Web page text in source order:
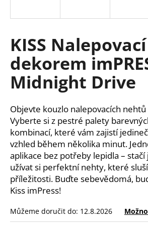
KISS
dekorem
Midnight Drive
Objevte kouzlo nalepovacích nehtů
Vyberte si z pestré palety
kombinací, které vám zajistí
vzhled během několika minut.
aplikace bez potřeby lepidla – stačí
užívat si perfektní nehty, které
příležitosti. Buďte sebevědomá,
Kiss imPress!
Můžeme doručit do: 12.8.2026
í
t
?
HLEDAT
D
o
p
o
r
u